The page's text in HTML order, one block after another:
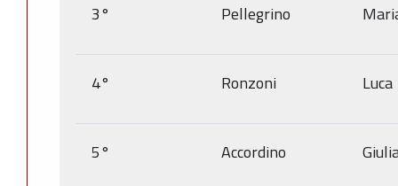
3° Pellegrino
4° Ronzoni Luca
5° Accordino